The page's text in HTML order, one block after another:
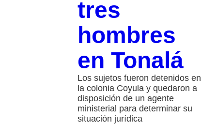
tres
hombres
en Tonalá
Los sujetos fueron detenidos en
la colonia Coyula y quedaron a
disposición de un agente
ministerial para determinar su
situación jurídica